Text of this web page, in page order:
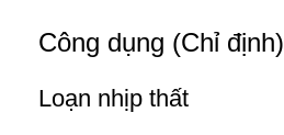
Công dụng (Chỉ định)
Loạn nhịp thất